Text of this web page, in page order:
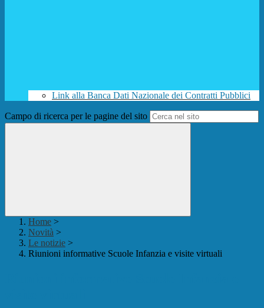
Link alla Banca Dati Nazionale dei Contratti Pubblici
Campo di ricerca per le pagine del sito
Home >
Novità >
Le notizie >
Riunioni informative Scuole Infanzia e visite virtuali